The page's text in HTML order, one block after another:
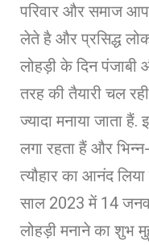
परिवार और समाज
लेते है और प्रसिद्ध
लोहड़ी के दिन पंजाबी
तरह की तैयारी चल
ज्यादा मनाया जाता
लगा रहता हैं और
त्यौहार का आनंद लिया
साल 2023 में 14
लोहड़ी मनाने का शुभ